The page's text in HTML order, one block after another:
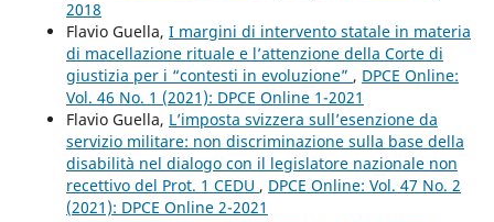
2018
Flavio Guella, I margini di intervento statale in materia
di macellazione rituale e l’attenzione della Corte di
giustizia per i “contesti in evoluzione” , DPCE Online:
Vol. 46 No. 1 (2021): DPCE Online 1-2021
Flavio Guella, L’imposta svizzera sull’esenzione da
servizio militare: non discriminazione sulla base della
disabilità nel dialogo con il legislatore nazionale non
recettivo del Prot. 1 CEDU , DPCE Online: Vol. 47 No. 2
(2021): DPCE Online 2-2021